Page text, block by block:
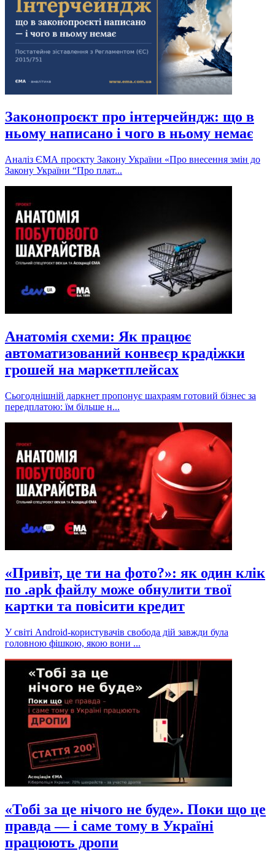
Законопроєкт про інтерчейндж: що в
ньому написано і чого в ньому немає
Аналіз ЄМА проєкту Закону України «Про внесення змін до
Закону України “Про плат...
Анатомія схеми: Як працює
автоматизований конвеєр крадіжки
грошей на маркетплейсах
Сьогоднішній даркнет пропонує шахраям готовий бізнес за
передплатою: їм більше н...
«Привіт, це ти на фото?»: як один клік
по .apk файлу може обнулити твої
картки та повісити кредит
У світі Android-користувачів свобода дій завжди була
головною фішкою, якою вони ...
«Тобі за це нічого не буде». Поки що це
правда — і саме тому в Україні
працюють дропи